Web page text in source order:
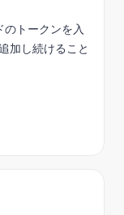
トークンを入
加し続けること